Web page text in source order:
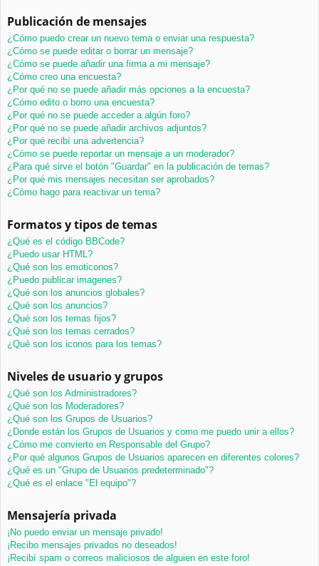
Publicación de mensajes
¿Cómo puedo crear un nuevo tema o enviar una respuesta?
¿Cómo se puede editar o borrar un mensaje?
¿Cómo se puede añadir una firma a mi mensaje?
¿Cómo creo una encuesta?
¿Por qué no se puede añadir más opciones a la encuesta?
¿Cómo edito o borro una encuesta?
¿Por qué no se puede acceder a algún foro?
¿Por qué no se puede añadir archivos adjuntos?
¿Por qué recibí una advertencia?
¿Cómo se puede reportar un mensaje a un moderador?
¿Para qué sirve el botón "Guardar" en la publicación de temas?
¿Por qué mis mensajes necesitan ser aprobados?
¿Cómo hago para reactivar un tema?
Formatos y tipos de temas
¿Qué es el código BBCode?
¿Puedo usar HTML?
¿Qué son los emoticonos?
¿Puedo publicar imagenes?
¿Qué son los anuncios globales?
¿Qué son los anuncios?
¿Qué son los temas fijos?
¿Qué son los temas cerrados?
¿Qué son los iconos para los temas?
Niveles de usuario y grupos
¿Qué son los Administradores?
¿Qué son los Moderadores?
¿Qué son los Grupos de Usuarios?
¿Donde están los Grupos de Usuarios y como me puedo unir a ellos?
¿Cómo me convierto en Responsable del Grupo?
¿Por qué algunos Grupos de Usuarios aparecen en diferentes colores?
¿Qué es un "Grupo de Usuarios predeterminado"?
¿Qué es el enlace "El equipo"?
Mensajería privada
¡No puedo enviar un mensaje privado!
¡Recibo mensajes privados no deseados!
¡Recibí spam o correos maliciosos de alguien en este foro!